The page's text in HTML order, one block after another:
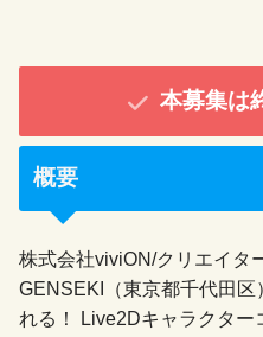
本募集は
概要
株式会社viviON/クリエイタ
GENSEKI（東京都千代田区
れる！ Live2Dキャラクター